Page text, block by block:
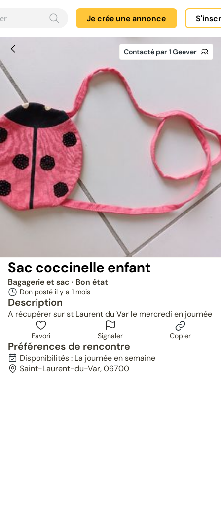
Je crée une annonce
Contacté par 1 Geever
Sac coccinelle enfant
Bagagerie et sac · Bon état
Don posté il y a 1 mois
Description
A récupérer sur st Laurent du Var le mercredi en journée
Favori Signaler Copier
Préférences de rencontre
Disponibilités : La journée en semaine
Saint-Laurent-du-Var, 06700